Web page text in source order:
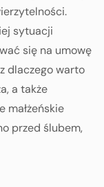
sytuacji
się na umowę
dlaczego warto
a także
małżeńskie
przed ślubem,